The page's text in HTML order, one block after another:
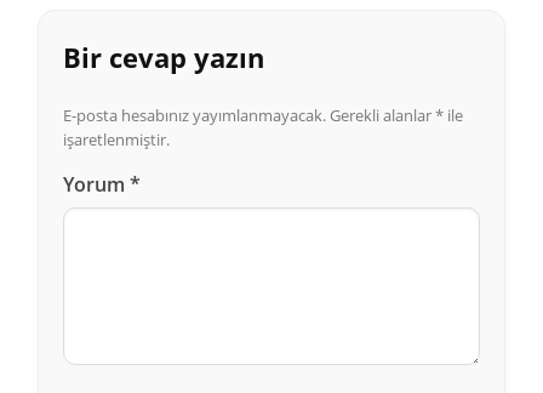
yapıştırma
Cevapla
Cevapla
Bir cevap yazın
E-posta hesabınız yayımlanmayacak.Gerekli alanlar* ile
işaretlenmiştir.
Yorum *